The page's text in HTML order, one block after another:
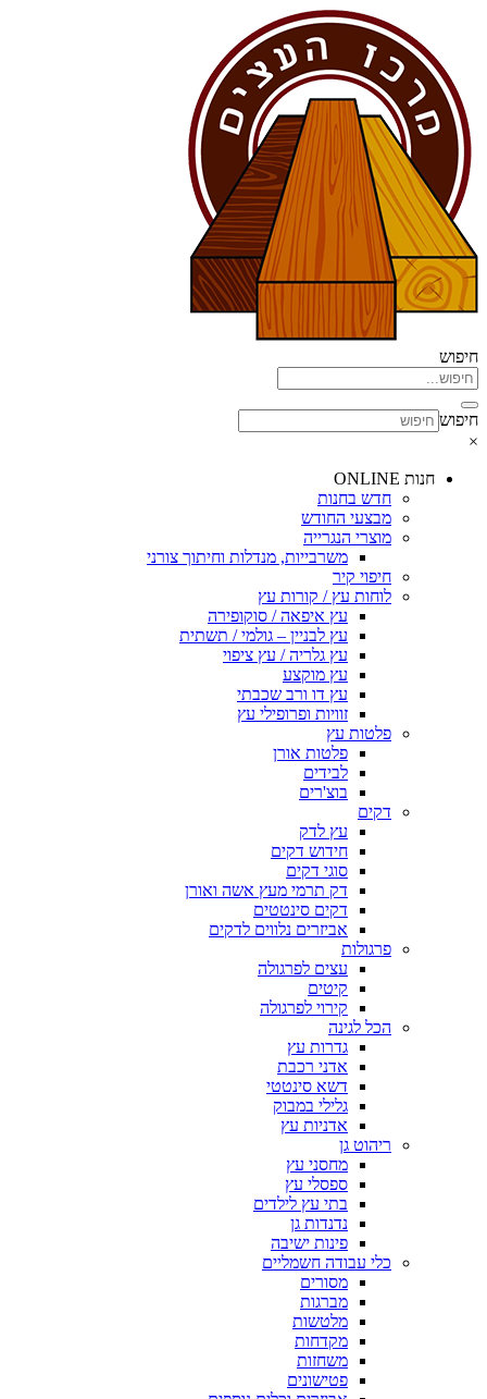
חיפוש
חיפוש
×
חנות ONLINE
חדש בחנות
מבצעי החודש
מוצרי הנגרייה
משרבייות, מנדלות וחיתוך צורני
חיפוי קיר
לוחות עץ / קורות עץ
עץ איפאה / סוקופירה
עץ לבניין – גולמי / תשתית
עץ גלריה / עץ ציפוי
עץ מוקצע
עץ דו ורב שכבתי
זוויות ופרופילי עץ
פלטות עץ
פלטות אורן
לבידים
בוצ'רים
דקים
עץ לדק
חידוש דקים
סוגי דקים
דק תרמי מעץ אשה ואורן
דקים סינטטים
אביזרים נלווים לדקים
פרגולות
עצים לפרגולה
קיטים
קירוי לפרגולה
הכל לגינה
גדרות עץ
אדני רכבת
דשא סינטטי
גלילי במבוק
אדניות עץ
ריהוט גן
מחסני עץ
ספסלי עץ
בתי עץ לילדים
נדנדות גן
פינות ישיבה
כלי עבודה חשמליים
מסורים
מברגות
מלטשות
מקדחות
משחזות
פטישונים